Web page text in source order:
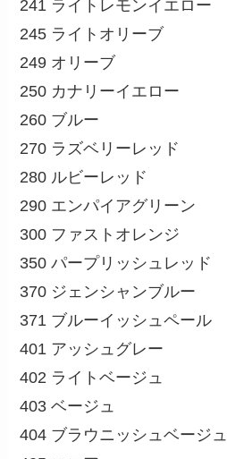
241 ライトレモンイエロー
245 ライトオリーブ
249 オリーブ
250 カナリーイエロー
260 ブルー
270 ラズベリーレッド
280 ルビーレッド
290 エンパイアグリーン
300 ファストオレンジ
350 パープリッシュレッド
370 ジェンシャンブルー
371 ブルーイッシュペール
401 アッシュグレー
402 ライトベージュ
403 ベージュ
404 ブラウニッシュベージュ